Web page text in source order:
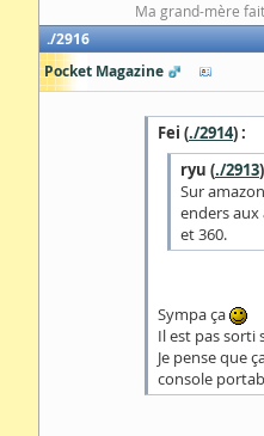
Ma grand-mère
2916
Pocket Magazine
Fei (./2914) :
ryu (./2913
Sur
enders aux
et 360.
Sympa ça
Il est pas sorti
Je pense que
console